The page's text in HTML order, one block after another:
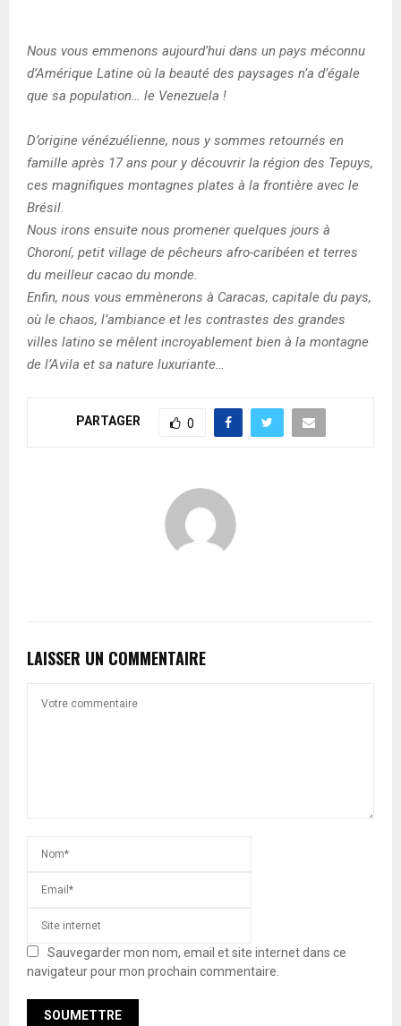
Nous vous emmenons aujourd’hui dans un pays méconnu
d’Amérique Latine où la beauté des paysages n’a d’égale
que sa population… le Venezuela !
D’origine vénézuélienne, nous y sommes retournés en
famille après 17 ans pour y découvrir la région des Tepuys,
ces magnifiques montagnes plates à la frontière avec le
Brésil.
Nous irons ensuite nous promener quelques jours à
Choroní, petit village de pêcheurs afro-caribéen et terres
du meilleur cacao du monde.
Enfin, nous vous emmènerons à Caracas, capitale du pays,
où le chaos, l’ambiance et les contrastes des grandes
villes latino se mêlent incroyablement bien à la montagne
de l’Avila et sa nature luxuriante…
PARTAGER 0
LAISSER UN COMMENTAIRE
Sauvegarder mon nom, email et site internet dans ce
navigateur pour mon prochain commentaire.